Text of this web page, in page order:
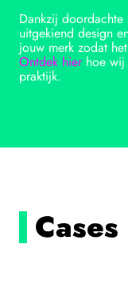
Dankzij doordachte
uitgekiend design
jouw merk zodat
Ontdek hierhoe wij
praktijk.
Cases